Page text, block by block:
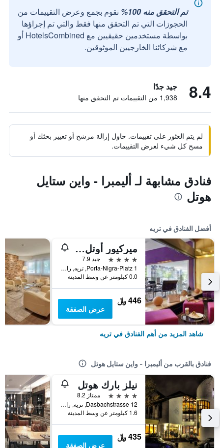
تم التحقق منه 100%
نقوم بجمع وعرض التقييمات من
الحجوزات التي تم التحقق منها فقط والتي تم إجراؤها
بواسطة مستخدمين حقيقيين مع HotelsCombined أو
مع شركائنا الخارجيين الموثوقين.
8.4 جيد جدًا
1,938 من التقييمات تم التحقق منها
لم يتم العثور على تقييمات. حاول إزالة مرشح أو تغيير بحثك أو
مسح كل شيء لعرض التقييمات.
فنادق مشابهة لـ أليمبرا - واين ستايل
هوتل
أفضل الفنادق في تريه
ميركيور أوتل ترير بورتا نيجرا
4 نجوم
جيد 7.9
Porta-Nigra-Platz 1, تريه, راينلند بالاتينات, ألمانيا
0.0 كيلومتر عن وسط المدينة
446 ﷼
عرض الصفقة
شاهد المزيد من أهم الفنادق في تريه
فنادق بالقرب من أليمبرا - واين ستايل هوتل
نيلز بارك هوتل
4 نجوم
ممتاز 8.2
Dasbachstrasse 12, تريه, راينلند بالاتينات, ألمانيا
1.6 كيلومتر عن وسط المدينة
435 ﷼
عرض الصفقة